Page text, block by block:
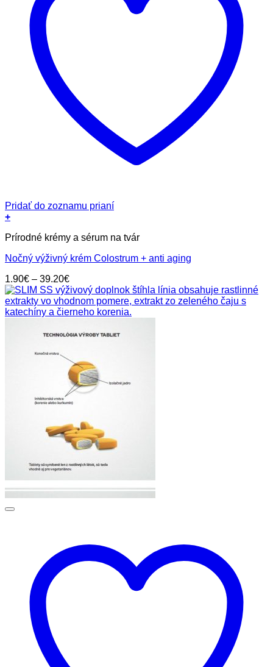
Pridať do zoznamu prianí
+
produkt
viacero
Možnosti
si
môžete
vybrať
Prírodné krémy a sérum na tvár
Nočný výživný krém Colostrum + anti aging
1.90€ – 39.20€Price
range:
1.90€
through